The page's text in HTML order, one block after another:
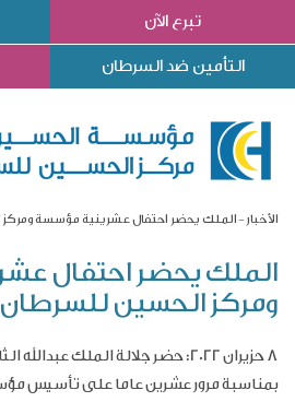
تبرع الآن
التأمين ضد السرطان
الأخبار الملك يحضر احتفال عشرينية مؤسسة
الملك يحضر احتفال
ومركز الحسين للسرطان
8 حزيران 2022:
حضر جلالة الملك عبدالله
بمناسبة مرور عشرين عاما على تأسيس